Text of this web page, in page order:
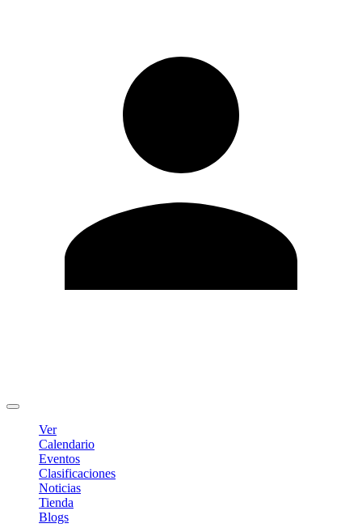
Ver
Calendario
Eventos
Clasificaciones
Noticias
Tienda
Blogs